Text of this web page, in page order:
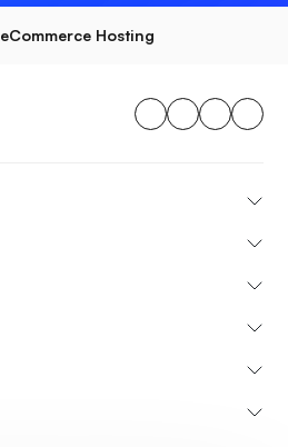
eCommerce Hosting